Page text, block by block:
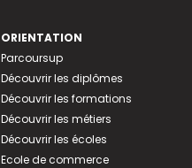
ORIENTATION
Parcoursup
Découvrir les diplômes
Découvrir les formations
Découvrir les métiers
Découvrir les écoles
Ecole de commerce